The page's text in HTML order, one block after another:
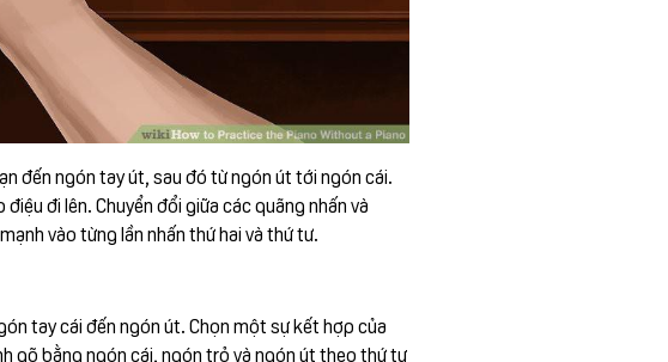
đến ngón tay út, sau đó từ ngón út tới ngón cái.
đi lên. Chuyển đổi giữa các quãng nhấn và
vào từng lần nhấn thứ hai và thứ tư.
tay cái đến ngón út. Chọn một sự kết hợp của
gõ bằng ngón cái, ngón trỏ và ngón út theo thứ tự